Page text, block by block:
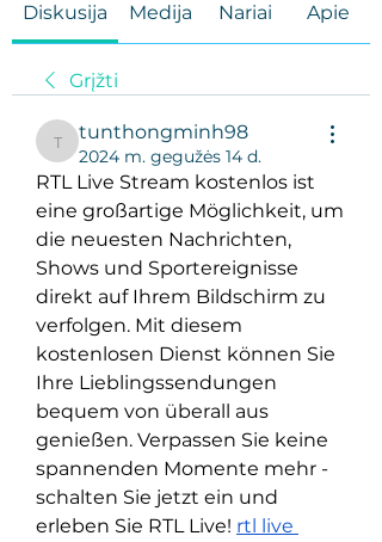
Diskusija Medija Nariai Apie
Grįžti
tunthongminh98
tunthongminh98
2024 m. gegužės 14 d.
RTL Live Stream kostenlos ist
eine großartige Möglichkeit, um
die neuesten Nachrichten,
Shows und Sportereignisse
direkt auf Ihrem Bildschirm zu
verfolgen. Mit diesem
kostenlosen Dienst können Sie
Ihre Lieblingssendungen
bequem von überall aus
genießen. Verpassen Sie keine
spannenden Momente mehr -
schalten Sie jetzt ein und
erleben Sie RTL Live! rtl live